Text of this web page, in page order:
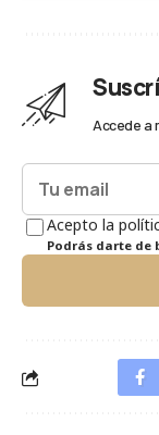
Accede a
Acepto la
Podrás darte